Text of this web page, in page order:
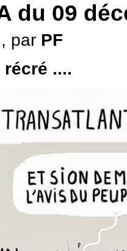
du 09
, par PF
....